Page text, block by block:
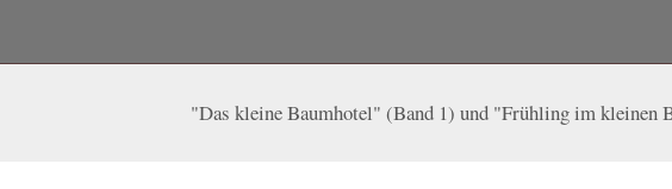
"Das kleine Baumhotel" (Band 1) und "Frühling im kleinen